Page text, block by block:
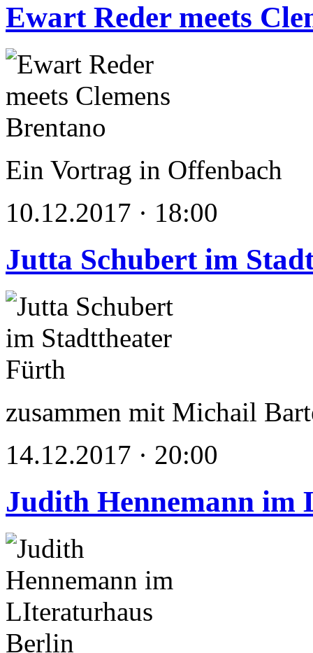
Ewart Reder meets
Ein Vortrag in Offenbach
10.12.2017 · 18:00
Jutta Schubert im
zusammen mit Michail
14.12.2017 · 20:00
Judith Hennemann